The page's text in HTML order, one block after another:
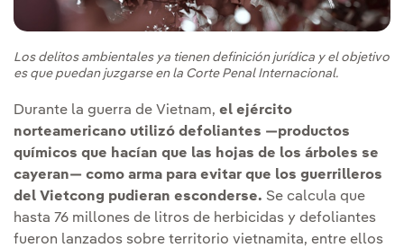
Los delitos ambientales ya tienen definición jurídica y el objetivo
es que puedan juzgarse en la Corte Penal Internacional.
Durante la guerra de Vietnam, el ejército
norteamericano utilizó defoliantes —productos
químicos que hacían que las hojas de los árboles se
cayeran— como arma para evitar que los guerrilleros
del Vietcong pudieran esconderse. Se calcula que
hasta 76 millones de litros de herbicidas y defoliantes
fueron lanzados sobre territorio vietnamita, entre ellos